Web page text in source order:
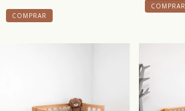
COMPRAR
COMPRAR